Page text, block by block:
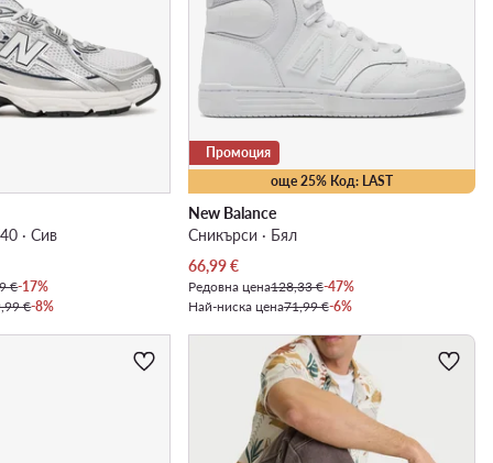
· Сив
€-17%
€-8%
още 25% Код: LAST
Промоция
New Balance
Сникърси · Бял
Актуална цена
66,99€
Редовна цена128,33 €-47%
Най-ниска цена71,99 €-6%